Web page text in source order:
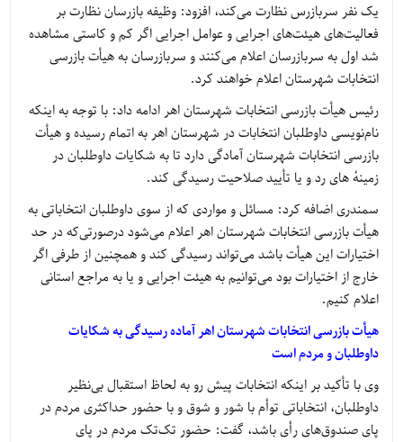
یک نفر سربازرس نظارت می‌کند، افزود: وظیفه بازرسان نظارت بر
فعالیت‌های هیئت‌های اجرایی و عوامل اجرایی اگر کم و کاستی مشاهده
شد اول به سربازرسان اعلام می‌کنند و سربازرسان به هیأت بازرسی
انتخابات شهرستان اعلام خواهند کرد.
رئیس هیأت بازرسی انتخابات شهرستان اهر ادامه داد: با توجه به اینکه
نام‌نویسی داوطلبان انتخابات در شهرستان اهر به اتمام رسیده و هیأت
بازرسی انتخابات شهرستان آمادگی دارد تا به شکایات داوطلبان در
زمینهٔ های رد و یا تأیید صلاحیت رسیدگی کند.
سمندری اضافه کرد: مسائل و مواردی که از سوی داوطلبان انتخاباتی به
هیأت بازرسی انتخابات شهرستان اهر اعلام می‌شود درصورتی‌که در حد
اختیارات این هیأت باشد می‌تواند رسیدگی کند و همچنین از طرفی اگر
خارج از اختیارات بود می‌توانیم به هیئت اجرایی و یا به مراجع استانی
اعلام کنیم.
هیأت بازرسی انتخابات شهرستان اهر آماده رسیدگی به شکایات
داوطلبان و مردم است
وی با تأکید بر اینکه انتخابات پیش رو به لحاظ استقبال بی‌نظیر
داوطلبان، انتخاباتی توأم با شور و شوق و با حضور حداکثری مردم در
پای صندوق‌های رأی باشد، گفت: حضور تک‌تک مردم در پای